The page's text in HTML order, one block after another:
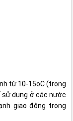
từ 10-15oC (trong
dụng ở các nước
giao động trong